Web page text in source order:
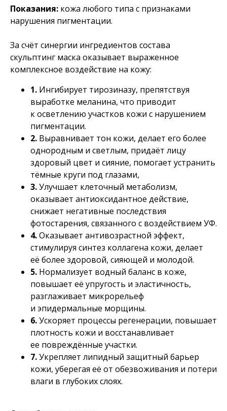
Показания: кожа любого типа с признаками
нарушения пигментации.
За счёт синергии ингредиентов состава
скульптинг маска оказывает выраженное
комплексное воздействие на кожу:
1. Ингибирует тирозиназу, препятствуя
выработке меланина, что приводит
к осветлению участков кожи с нарушением
пигментации.
2. Выравнивает тон кожи, делает его более
однородным и светлым, придаёт лицу
здоровый цвет и сияние, помогает устранить
тёмные круги под глазами,
3.Улучшает клеточный метаболизм,
оказывает антиоксидантное действие,
снижает негативные последствия
фотостарения, связанного с воздействием УФ.
4.Оказывает антивозрастной эффект,
стимулируя синтез коллагена кожи, делает
её более здоровой, сияющей и молодой.
5. Нормализует водный баланс в коже,
повышает её упругость и эластичность,
разглаживает микрорельеф
и эпидермальные морщины.
6.Ускоряет процессы регенерации, повышает
плотность кожи и восстанавливает
ее повреждённые участки.
7.Укрепляет липидный защитный барьер
кожи, уберегая её от обезвоживания и потери
влаги в глубоких слоях.